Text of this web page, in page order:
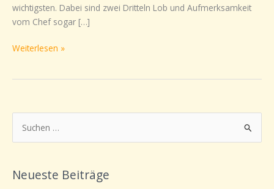
wichtigsten. Dabei sind zwei Dritteln Lob und Aufmerksamkeit
vom Chef sogar […]
Weiterlesen »
u
h
Neueste Beiträge